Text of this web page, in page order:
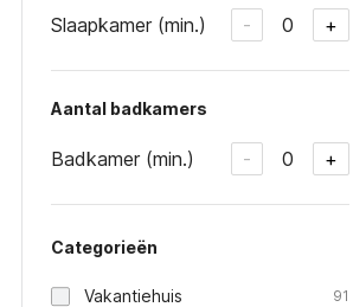
Slaapkamer (min.) - 0 +
Aantal badkamers
Badkamer (min.) - 0 +
Categorieën
Vakantiehuis 91